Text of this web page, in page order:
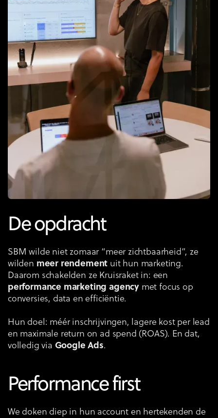
De opdracht
SBM wilde niet zomaar “meer zichtbaarheid”, ze
wilden meer rendement uit hun marketing.
Daarom schakelden ze Kruisraket in: een
performance marketing agencymet focus op
conversies, data en efficiëntie.
Hun doel: méér inschrijvingen, lagere kost per lead
en maximale return on ad spend (ROAS). En dat,
volledig via Google Ads.
Performance first
We doken diep in hun account en hertekenden de